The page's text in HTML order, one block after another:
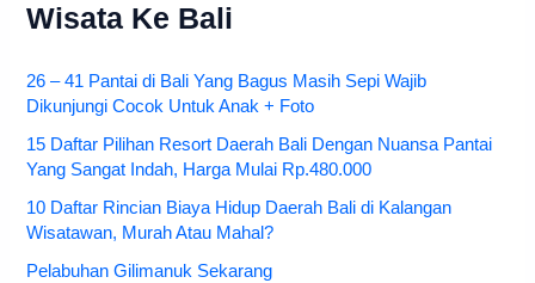
Wisata Ke Bali
26 – 41 Pantai di Bali Yang Bagus Masih Sepi Wajib
Dikunjungi Cocok Untuk Anak + Foto
15 Daftar Pilihan Resort Daerah Bali Dengan Nuansa Pantai
Yang Sangat Indah, Harga Mulai Rp.480.000
10 Daftar Rincian Biaya Hidup Daerah Bali di Kalangan
Wisatawan, Murah Atau Mahal?
Pelabuhan Gilimanuk Sekarang